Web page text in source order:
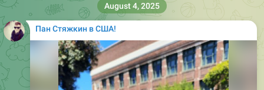
Пан Стяжкин в США!
August 4, 2025